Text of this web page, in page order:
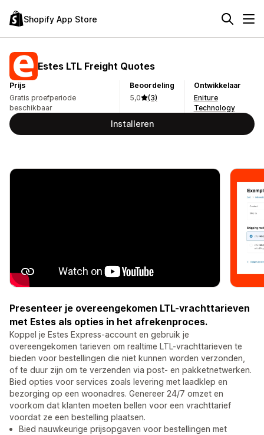
Shopify App Store
Estes LTL Freight Quotes
Prijs
Gratis proefperiode
beschikbaar
Beoordeling
5,0
(3)
Ontwikkelaar
Eniture
Technology
Installeren
Presenteer je overeengekomen LTL-vrachttarieven
met Estes als opties in het afrekenproces.
Koppel je Estes Express-account en gebruik je
overeengekomen tarieven om realtime LTL-vrachttarieven te
bieden voor bestellingen die niet kunnen worden verzonden,
of te duur zijn om te verzenden via post- en pakketnetwerken.
Bied opties voor services zoals levering met laadklep en
bezorging op een woonadres. Genereer 24/7 omzet en
voorkom dat klanten moeten bellen voor een vrachttarief
voordat ze een bestelling plaatsen.
Bied nauwkeurige prijsopgaven voor bestellingen met